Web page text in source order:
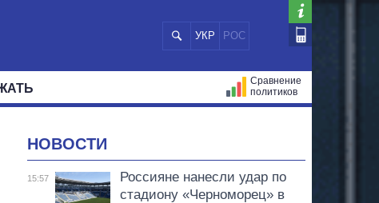
УКР РОС
Сравнение
политиков
НОВОСТИ
15:57
Россияне нанесли удар по
стадиону «Черноморец» в